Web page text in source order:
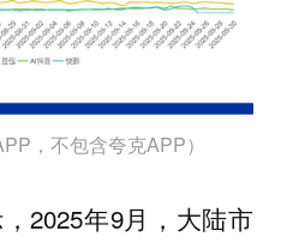
，不包含夸克APP）
2025年9月，大陆市